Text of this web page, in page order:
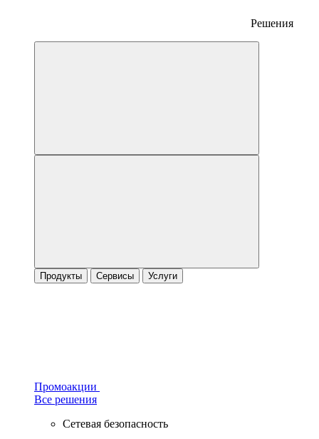
Решения
Продукты Сервисы Услуги
Промоакции
Все решения
Сетевая безопасность